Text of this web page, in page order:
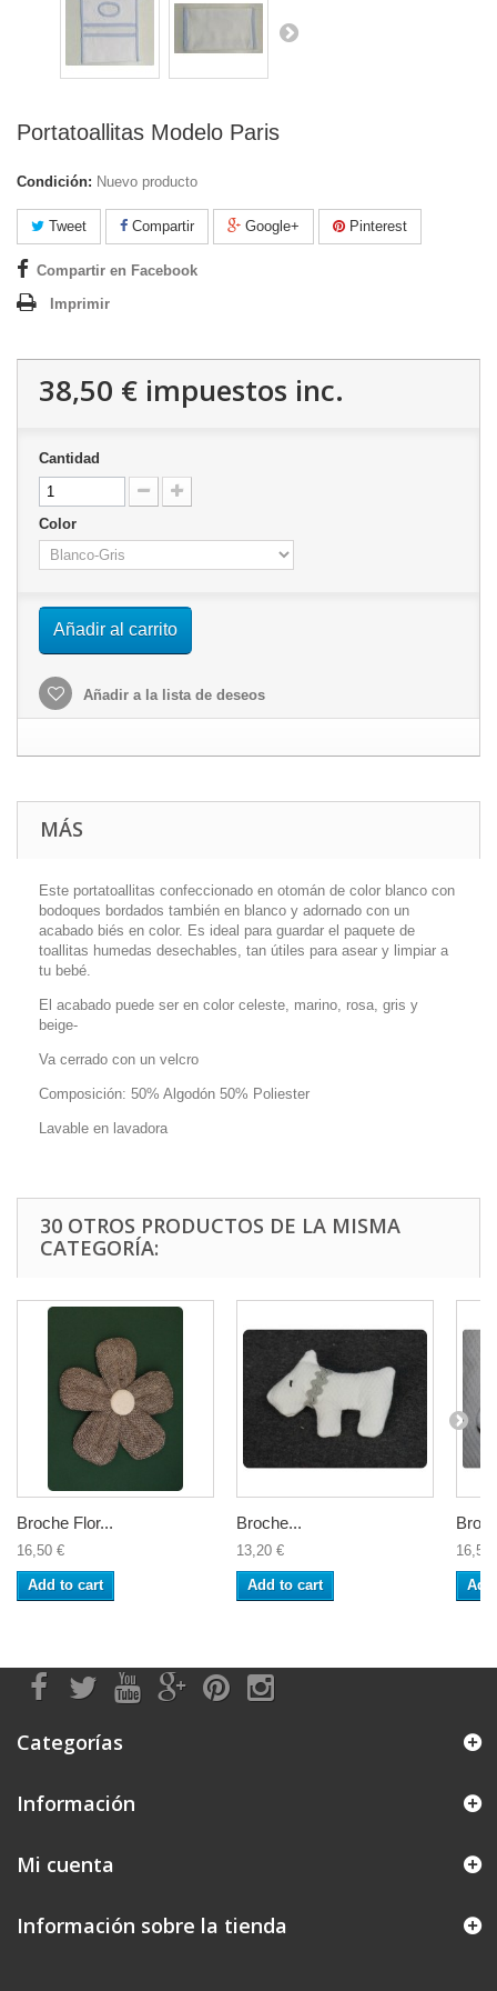
Portatoallitas Modelo Paris
Condición: Nuevo producto
Tweet Compartir Google+ Pinterest
Compartir en Facebook
Imprimir
38,50 € impuestos inc.
Cantidad
Color
Añadir al carrito
Añadir a la lista de deseos
MÁS
Este portatoallitas confeccionado en otomán de color blanco con
bodoques bordados también en blanco y adornado con un
acabado biés en color. Es ideal para guardar el paquete de
toallitas humedas desechables, tan útiles para asear y limpiar a
tu bebé.
El acabado puede ser en color celeste, marino, rosa, gris y
beige-
Va cerrado con un velcro
Composición: 50% Algodón 50% Poliester
Lavable en lavadora
30 OTROS PRODUCTOS DE LA MISMA
CATEGORÍA:
Broche Flor...
16,50 €
Add to cart
Broche...
13,20 €
Add to cart
16,50
Categorías
Información
Mi cuenta
Información sobre la tienda